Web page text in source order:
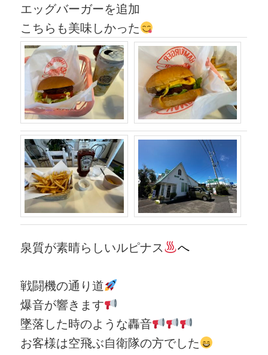
エッグバーガーを追加
こちらも美味しかった
泉質が素晴らしいルピナス へ
戦闘機の通り道
爆音が響きます
墜落した時のような轟音
お客様は空飛ぶ自衛隊の方でした